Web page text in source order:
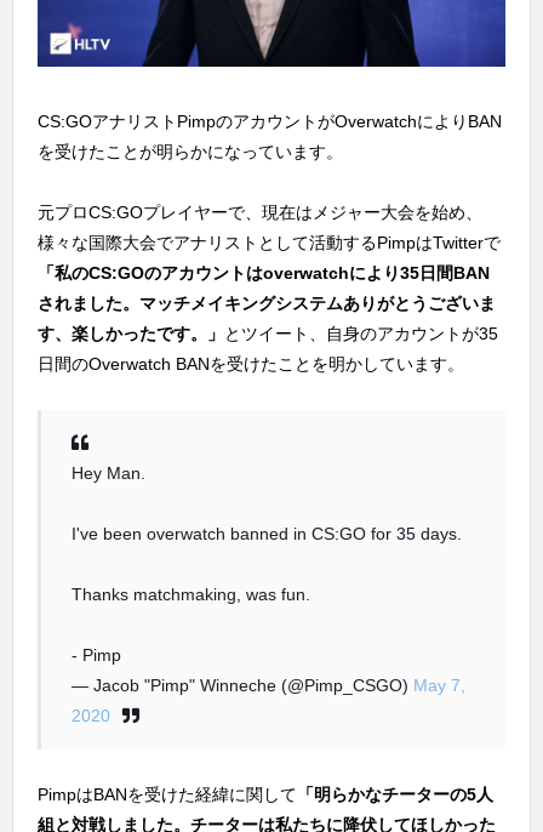
CS:GOアナリストPimpのアカウントがOverwatchによりBAN
を受けたことが明らかになっています。
元プロCS:GOプレイヤーで、現在はメジャー大会を始め、
様々な国際大会でアナリストとして活動するPimpはTwitterで
「私のCS:GOのアカウントはoverwatchにより35日間BAN
されました。マッチメイキングシステムありがとうございま
す、楽しかったです。」 とツイート、自身のアカウントが35
日間のOverwatch BANを受けたことを明かしています。
Hey Man.
I've been overwatch banned in CS:GO for 35 days.
Thanks matchmaking, was fun.
- Pimp
— Jacob "Pimp" Winneche (@Pimp_CSGO) May 7,
2020
PimpはBANを受けた経緯に関して 「明らかなチーターの5人
組と対戦しました。チーターは私たちに降伏してほしかった